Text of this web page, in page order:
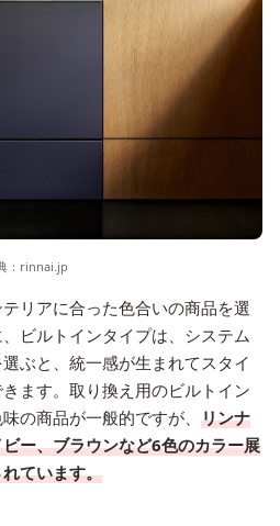
： rinnai.jp
リアに合った色合いの商品を選
ビルトインタイプは、システム
ぶと、統一感が生まれてスタイ
ます。取り換え用のビルトイン
の商品が一般的ですが、 リンナ
ー、ブラウンなど6色のカラー展
ています。